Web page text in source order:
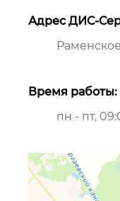
Адрес ДИС-
Время работы:
пн - пт,